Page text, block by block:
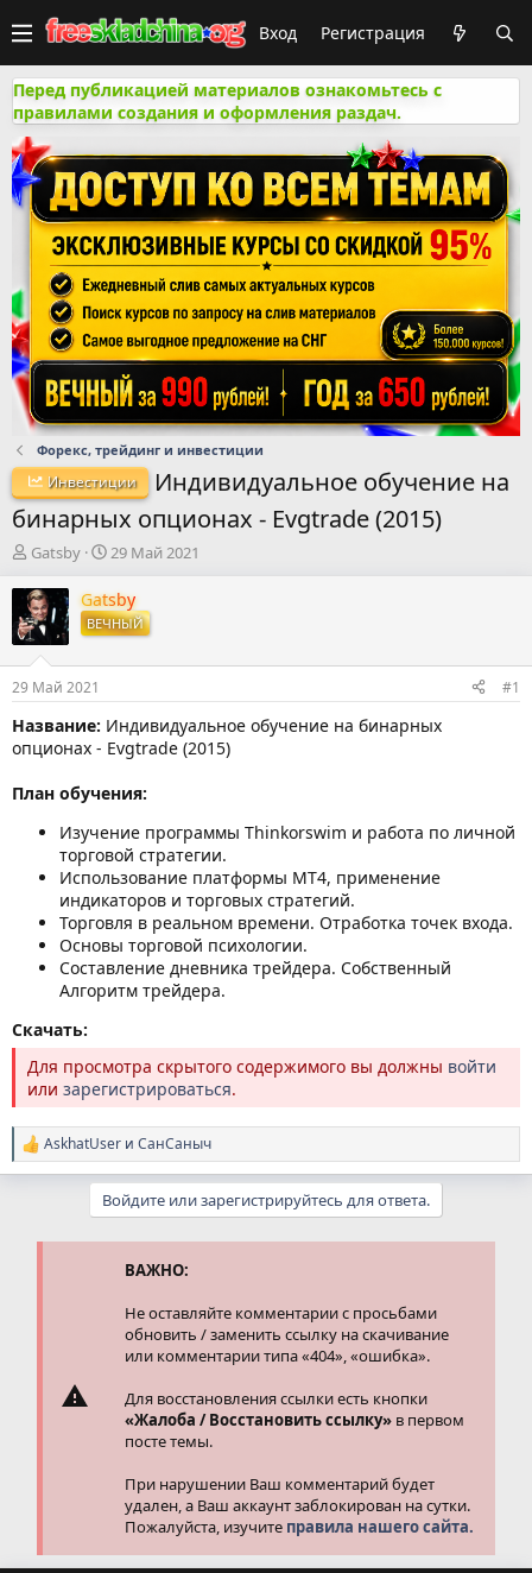
Вход Регистрация
Перед публикацией материалов ознакомьтесь с
правилами создания и оформления раздач.
Форекс, трейдинг и инвестиции
Инвестиции
Индивидуальное обучение на
бинарных опционах - Evgtrade (2015)
А
т
о
р
т
е
м
ы
Gatsby
Д
т
а
н
а
л
а
29 Май 2021
Gatsby
ВЕЧНЫЙ
29 Май 2021 #1
Название: Индивидуальное обучение на бинарных
опционах - Evgtrade (2015)
План обучения:
Изучение программы Thinkorswim и работа по личной
торговой стратегии.
Использование платформы МТ4, применение
индикаторов и торговых стратегий.
Торговля в реальном времени. Отработка точек входа.
Основы торговой психологии.
Составление дневника трейдера. Собственный
Алгоритм трейдера.
Скачать:
Для просмотра скрытого содержимого вы должны войти
или зарегистрироваться.
Р
е
AskhatUser и СанСаныч
Войдите или зарегистрируйтесь для ответа.
ВАЖНО:
Не оставляйте комментарии с просьбами
обновить / заменить ссылку на скачивание
или комментарии типа «404», «ошибка».
Для восстановления ссылки есть кнопки
«Жалоба / Восстановить ссылку» в первом
посте темы.
При нарушении Ваш комментарий будет
удален, а Ваш аккаунт заблокирован на сутки.
Пожалуйста, изучите правила нашего сайта.